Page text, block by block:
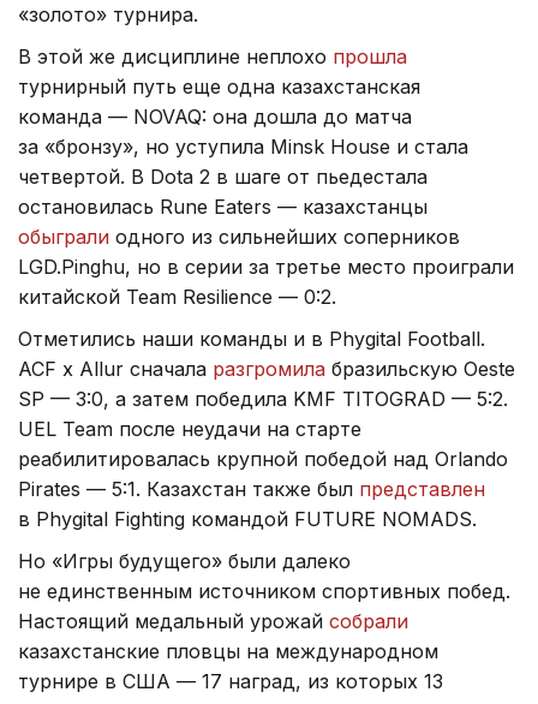
«золото» турнира.
В этой же дисциплине неплохо прошла
турнирный путь еще одна казахстанская
команда — NOVAQ: она дошла до матча
за «бронзу», но уступила Minsk House и стала
четвертой. В Dota 2 в шаге от пьедестала
остановилась Rune Eaters — казахстанцы
обыграли одного из сильнейших соперников
LGD.Pinghu, но в серии за третье место проиграли
китайской Team Resilience — 0:2.
Отметились наши команды и в Phygital Football.
ACF x Allur сначала разгромила бразильскую Oeste
SP — 3:0, а затем победила KMF TITOGRAD — 5:2.
UEL Team после неудачи на старте
реабилитировалась крупной победой над Orlando
Pirates — 5:1. Казахстан также был представлен
в Phygital Fighting командой FUTURE NOMADS.
Но «Игры будущего» были далеко
не единственным источником спортивных побед.
Настоящий медальный урожай собрали
казахстанские пловцы на международном
турнире в США — 17 наград, из которых 13